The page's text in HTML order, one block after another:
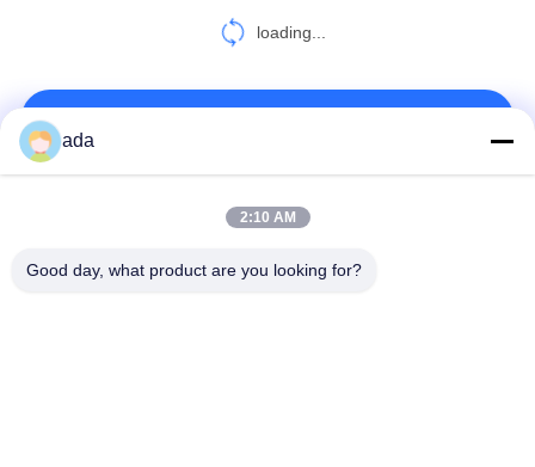
loading...
ada
2:10 AM
Good day, what product are you looking for?